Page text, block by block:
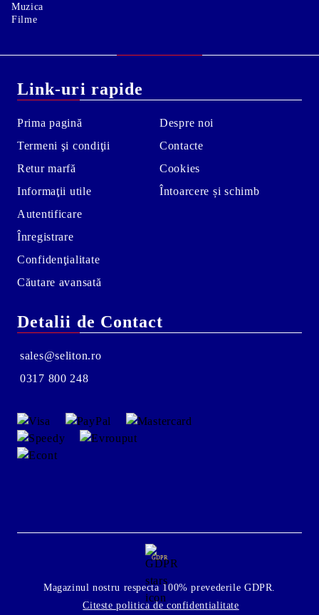
Muzica
Filme
Link-uri rapide
Prima pagină
Termeni şi condiţii
Retur marfă
Informaţii utile
Autentificare
Înregistrare
Confidenţialitate
Căutare avansată
Despre noi
Contacte
Cookies
Întoarcere și schimb
Detalii de Contact
sales@seliton.ro
0317 800 248
GDPR
Magazinul nostru respecta 100% prevederile GDPR.
Citeste politica de confidentialitate